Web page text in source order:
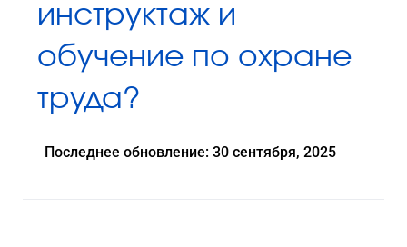
инструктаж и
обучение по охране
труда?
Последнее обновление: 30 сентября, 2025